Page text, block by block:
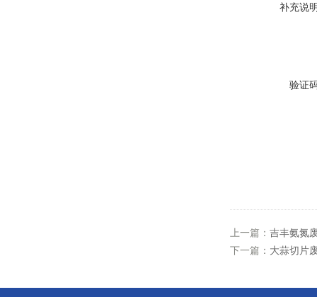
补充说
验证
上一篇： 吉丰氨氮
下一篇： 大蒜切片